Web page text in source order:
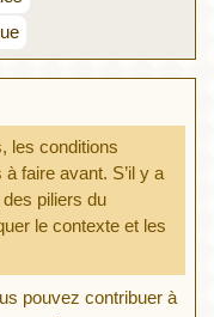
les conditions
à faire avant. S’il y a
piliers du
le contexte et les
pouvez contribuer à